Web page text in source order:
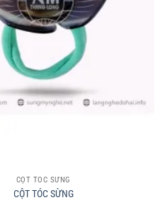
CỘT TÓC SỪNG
CỘT TÓC SỪNG